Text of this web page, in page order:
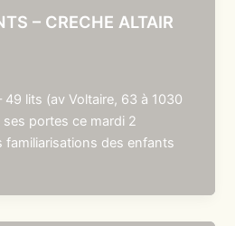
– CRECHE ALTAIR
49 lits (av Voltaire, 63 à 1030
portes ce mardi 2
familiarisations des enfants